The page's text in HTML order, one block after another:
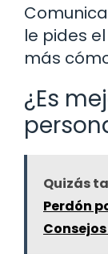
le pides
más
¿Es
Quizás
Perdón